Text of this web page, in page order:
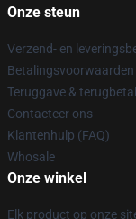
Onze steun
Verzend- en
Betalingsvoorwaarden
Teruggave &
Contacteer ons
Klantenhulp (FAQ)
Whosale
Onze winkel
Elk product op onze